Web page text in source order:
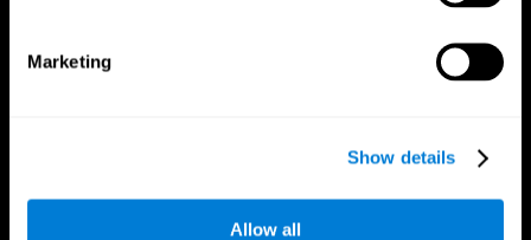
Marketing
Show details
Allow all